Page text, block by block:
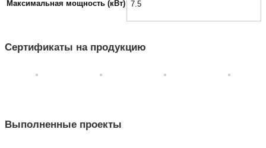
Максимальная мощность (кВт) 7.5
Сертификаты на продукцию
Выполненные проекты